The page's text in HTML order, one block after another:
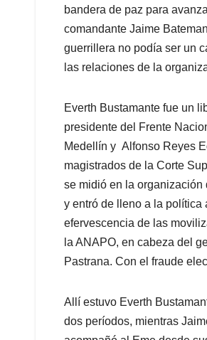
p
p
o
k
I
n
s
bandera de paz para
comandante Jaime
guerrillera no podía ser un
las relaciones de la
Everth Bustamante fue un
presidente del Frente
Medellín y Alfonso Reyes
magistrados de la Corte
se midió en la organización
y entró de lleno a la política
efervescencia de las
la ANAPO, en cabeza del
Pastrana. Con el fraude
Allí estuvo Everth
dos períodos, mientras